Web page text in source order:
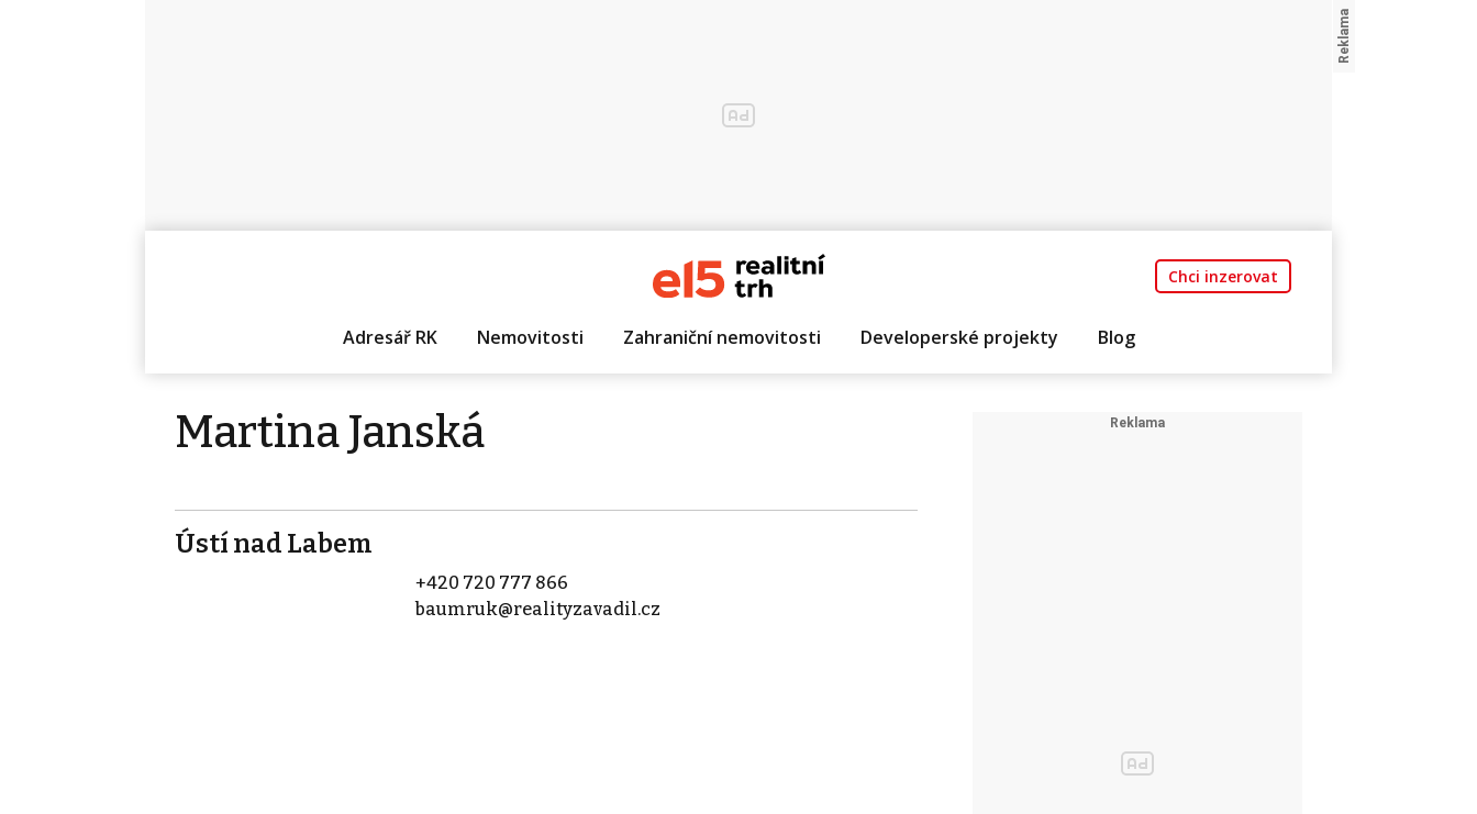
Chci inzerovat
Adresář RK Nemovitosti Zahraniční nemovitosti Developerské projekty Blog
Martina Janská
Ústí nad Labem
+420 720 777 866
baumruk@realityzavadil.cz